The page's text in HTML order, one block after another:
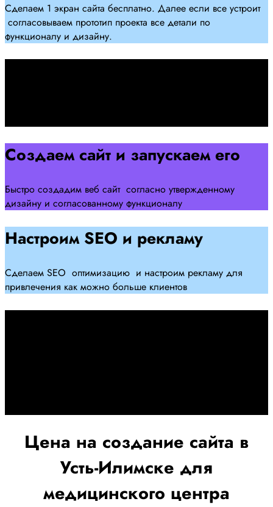
Сделаем 1 экран сайта бесплатно. Далее если все устроит
согласовываем прототип проекта все детали по
функционалу и дизайну.
Создаем сайт и запускаем его
Быстро создадим веб сайт согласно утвержденному
дизайну и согласованному функционалу
Настроим SEO и рекламу
Сделаем SEO оптимизацию и настроим рекламу для
привлечения как можно больше клиентов
Цена на создание сайта в
Усть-Илимске для
медицинского центра